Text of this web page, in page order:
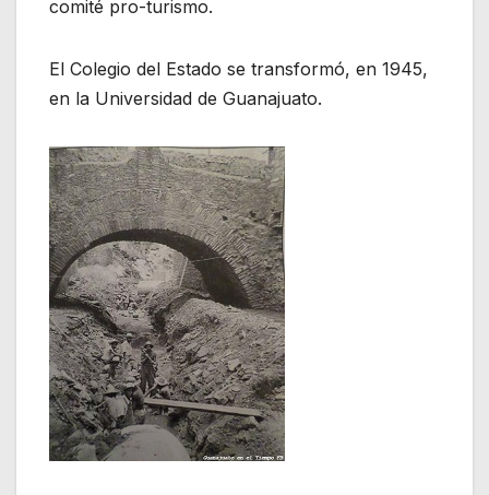
comité pro-turismo.
El Colegio del Estado se transformó, en 1945,
en la Universidad de Guanajuato.